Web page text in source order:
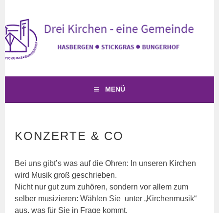
InhaltKIRCHE HASBERGEN
DREI KIRCHEN – EINE GEMEINDE
MENÜ
KONZERTE & CO
Bei uns gibt’s was auf die Ohren: In unseren Kirchen
wird Musik groß geschrieben.
Nicht nur gut zum zuhören, sondern vor allem zum
selber musizieren: Wählen Sie unter „Kirchenmusik“
aus, was für Sie in Frage kommt.